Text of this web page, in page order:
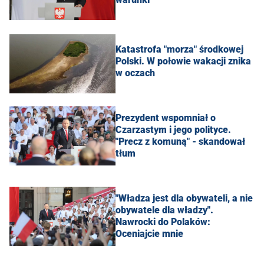
Katastrofa "morza" środkowej
Polski. W połowie wakacji znika
w oczach
Prezydent wspomniał o
Czarzastym i jego polityce.
"Precz z komuną" - skandował
tłum
"Władza jest dla obywateli, a nie
obywatele dla władzy".
Nawrocki do Polaków:
Oceniajcie mnie